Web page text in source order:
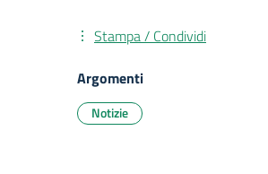
Stampa / Condividi
Argomenti
Notizie